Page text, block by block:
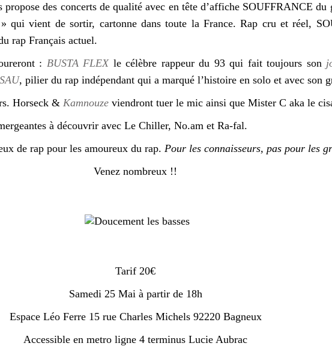
des concerts de qualité avec en tête d’affiche SOUFFRANCE
qui vient de sortir, cartonne dans toute la France. Rap cru et réel,
rap Français actuel.
: BUSTA FLEXle célèbre rappeur du 93 qui fait toujours son
, pilier du rap indépendant qui a marqué l’histoire en solo et avec son
Horseck & Kamnouze viendront tuer le mic ainsi que Mister C aka le
à découvrir avec Le Chiller, No.am et Ra-fal.
de rap pour les amoureux du rap. Pour les connaisseurs, pas pour les
Venez nombreux !!
Tarif 20€
Samedi 25 Mai à partir de 18h
Espace Léo Ferre 15 rue Charles Michels 92220 Bagneux
Accessible en metro ligne 4 terminus Lucie Aubrac